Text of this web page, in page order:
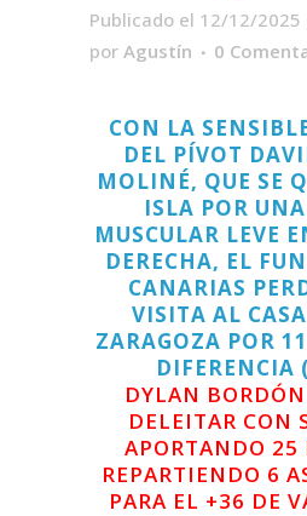
Publicado el 12/12/2025
por Agustín 0
CON LA
DEL PÍVOT
MOLINÉ, QUE SE
ISLA POR
MUSCULAR LEVE
DERECHA, EL
CANARIAS
VISITA AL
ZARAGOZA POR
DIFERENCIA
DYLAN
DELEITAR CON
APORTANDO 25
REPARTIENDO 6
PARA EL +36 DE